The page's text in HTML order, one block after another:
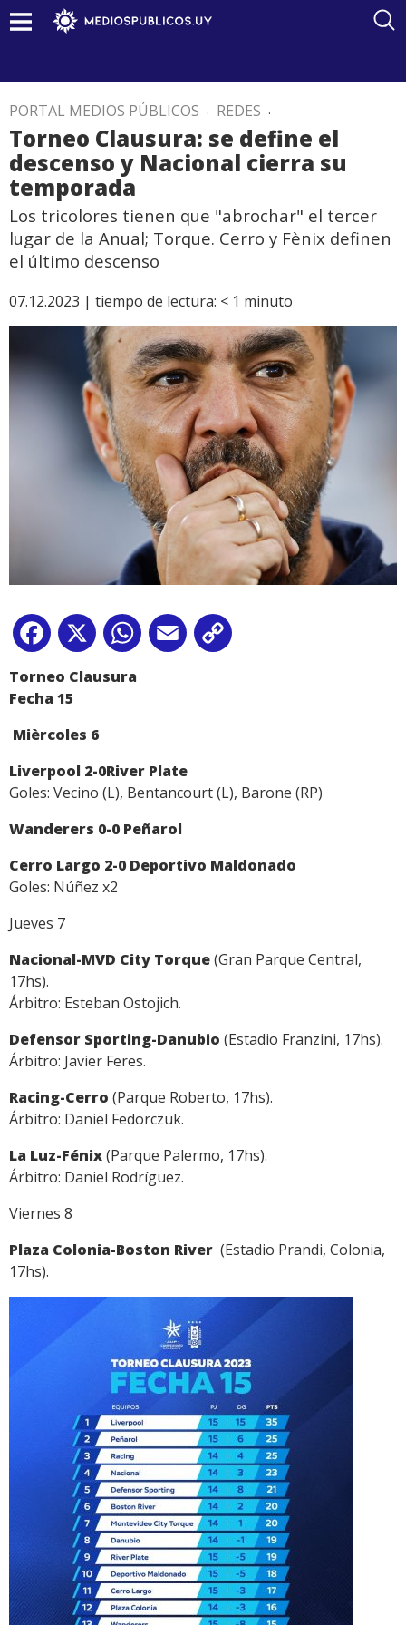
PORTAL MEDIOS PÚBLICOS . REDES .
Torneo Clausura: se define el
descenso y Nacional cierra su
temporada
Los tricolores tienen que "abrochar" el tercer
lugar de la Anual; Torque. Cerro y Fènix definen
el último descenso
07.12.2023 | tiempo de lectura: < 1 minuto
Facebook
X WhatsApp
Email
Torneo Clausura
Fecha 15
Mièrcoles 6
Liverpool 2-0River Plate
Goles: Vecino (L), Bentancourt (L), Barone (RP)
Wanderers 0-0 Peñarol
Cerro Largo 2-0 Deportivo Maldonado
Goles: Núñez x2
Jueves 7
Nacional-MVD City Torque(Gran Parque Central,
17hs).
Árbitro: Esteban Ostojich.
Defensor Sporting-Danubio (Estadio Franzini, 17hs).
Árbitro: Javier Feres.
Racing-Cerro (Parque Roberto, 17hs).
Árbitro: Daniel Fedorczuk.
La Luz-Fénix(Parque Palermo, 17hs).
Árbitro: Daniel Rodríguez.
Viernes 8
Plaza Colonia-Boston River (Estadio Prandi, Colonia,
17hs).